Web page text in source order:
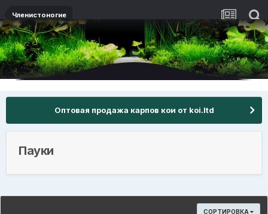
Членистоногие
Оптовая продажа карпов кои от koi.ltd
Пауки
СОРТИРОВКА